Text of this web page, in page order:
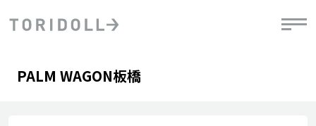
PRニュース
中長期経営計画
ライブラリ
PALM WAGON板橋